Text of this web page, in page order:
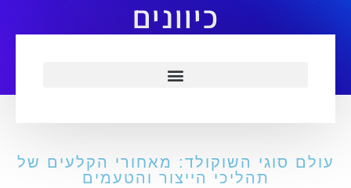
כיוונים
סוגי השוקולד: מאחורי הקלעים של
תהליכי הייצור והטעמים